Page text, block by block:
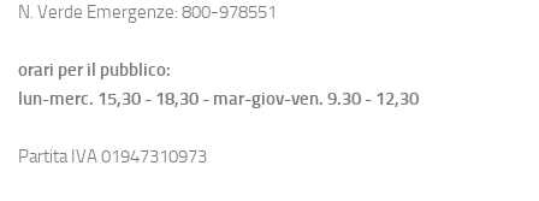
N. Verde Emergenze: 800-978551
orari per il pubblico:
lun-merc. 15,30 - 18,30 - mar-giov-ven. 9.30 - 12,30
Partita IVA 01947310973